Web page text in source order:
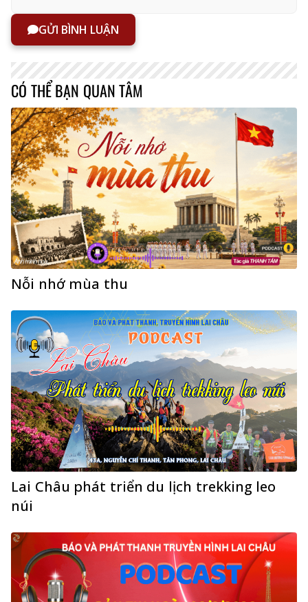
GỬI BÌNH LUẬN
CÓ THỂ BẠN QUAN TÂM
Nỗi nhớ mùa thu
Lai Châu phát triển du lịch trekking leo
núi